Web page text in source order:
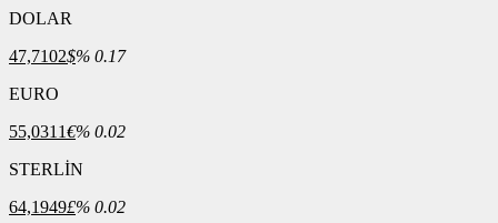
DOLAR
47,7102$% 0.17
EURO
55,0311€% 0.02
STERLİN
64,1949£% 0.02